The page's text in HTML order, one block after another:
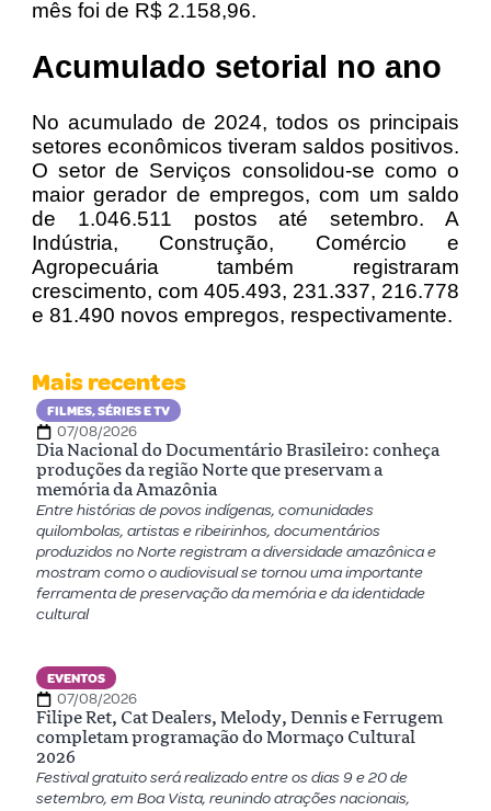
mês foi de R$ 2.158,96.
Acumulado setorial no ano
No acumulado de 2024, todos os principais
setores econômicos tiveram saldos positivos.
O setor de Serviços consolidou-se como o
maior gerador de empregos, com um saldo
de 1.046.511 postos até setembro. A
Indústria, Construção, Comércio e
Agropecuária também registraram
crescimento, com 405.493, 231.337, 216.778
e 81.490 novos empregos, respectivamente.
Mais recentes
FILMES, SÉRIES E TV
07/08/2026
Dia Nacional do Documentário Brasileiro: conheça
produções da região Norte que preservam a
memória da Amazônia
Entre histórias de povos indígenas, comunidades
quilombolas, artistas e ribeirinhos, documentários
produzidos no Norte registram a diversidade amazônica e
mostram como o audiovisual se tornou uma importante
ferramenta de preservação da memória e da identidade
cultural
EVENTOS
07/08/2026
Filipe Ret, Cat Dealers, Melody, Dennis e Ferrugem
completam programação do Mormaço Cultural
2026
Festival gratuito será realizado entre os dias 9 e 20 de
setembro, em Boa Vista, reunindo atrações nacionais,